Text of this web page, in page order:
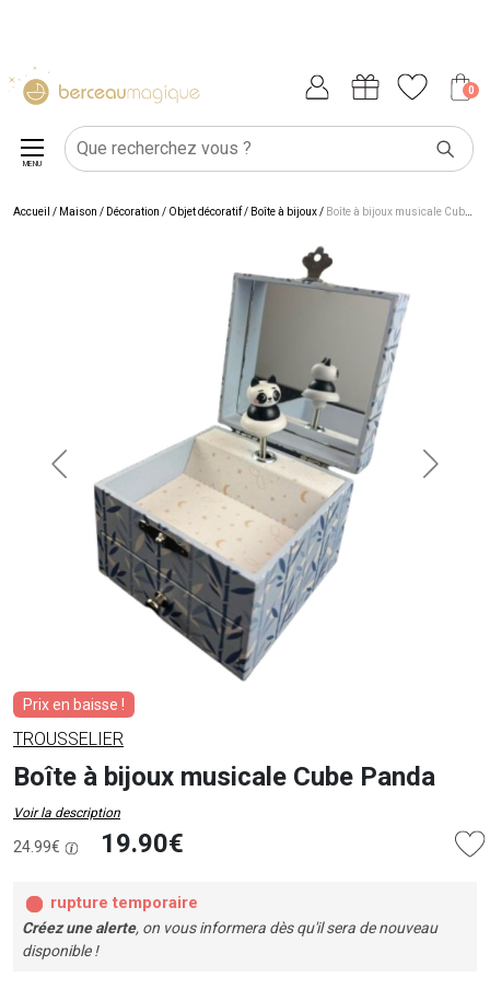
0
MENU
Accueil / Maison / Décoration / Objet décoratif/ Boîte à bijoux/ Boîte à bijoux musicale Cube Panda
Prix en baisse !
TROUSSELIER
Boîte à bijoux musicale Cube Panda
Voir la description
24.99€ 19.90€
rupture temporaire
Créez une alerte, on vous informera dès qu'il sera de nouveau
disponible !